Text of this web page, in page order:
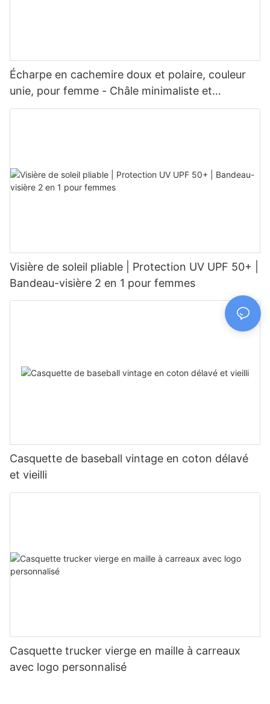
Écharpe en cachemire doux et polaire, couleur
unie, pour femme - Châle minimaliste et
polyvalent
Visière de soleil pliable | Protection UV UPF 50+ |
Bandeau-visière 2 en 1 pour femmes
Casquette de baseball vintage en coton délavé
et vieilli
Casquette trucker vierge en maille à carreaux
avec logo personnalisé